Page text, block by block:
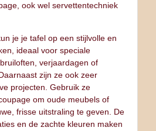
ook wel servettentechniek
je je tafel op een stijlvolle en
ideaal voor speciale
verjaardagen of
zijn ze ook zeer
projecten. Gebruik ze
om oude meubels of
frisse uitstraling te geven. De
en de zachte kleuren maken